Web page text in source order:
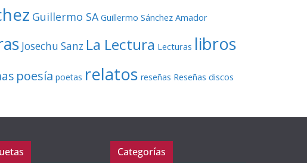
Guillermo SA Guillermo Sánchez Amador
Josechu Sanz La Lectura Lecturas libros
poesía poetas relatos reseñas Reseñas discos
Categorías